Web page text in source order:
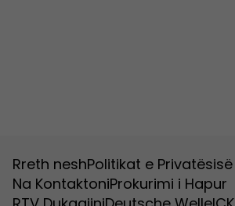
Rreth neshPolitikat e Privatësisë
Na KontaktoniProkurimi i Hapur